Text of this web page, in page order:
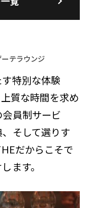
ーテラウンジ
特別な体験
質な時間を求め
員制サービ
そして選りす
だからこそで
ます。